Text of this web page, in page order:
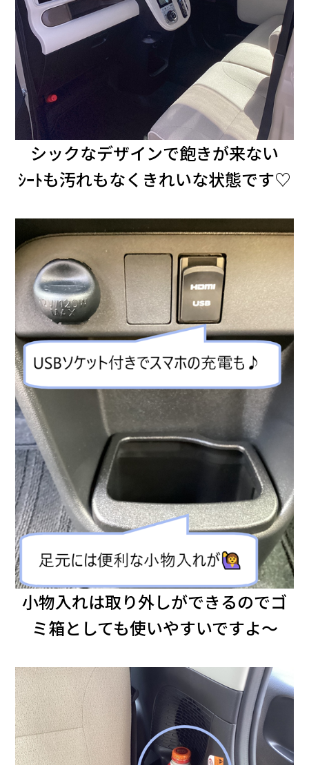
シックなデザインで飽きが来ない
ｼｰﾄも汚れもなくきれいな状態です♡
小物入れは取り外しができるのでゴ
ミ箱としても使いやすいですよ～